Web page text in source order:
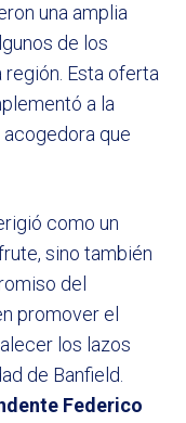
una amplia
de los
Esta oferta
a la
que
como un
sino también
del
promover el
los lazos
de Banfield.
Federico